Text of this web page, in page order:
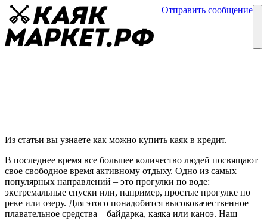
Отправить сообщение
Из статьи вы узнаете как можно купить каяк в кредит.
В последнее время все большее количество людей посвящают
свое свободное время активному отдыху. Одно из самых
популярных направлений – это прогулки по воде:
экстремальные спуски или, например, простые прогулке по
реке или озеру. Для этого понадобится высококачественное
плавательное средства – байдарка, каяка или каноэ. Наш